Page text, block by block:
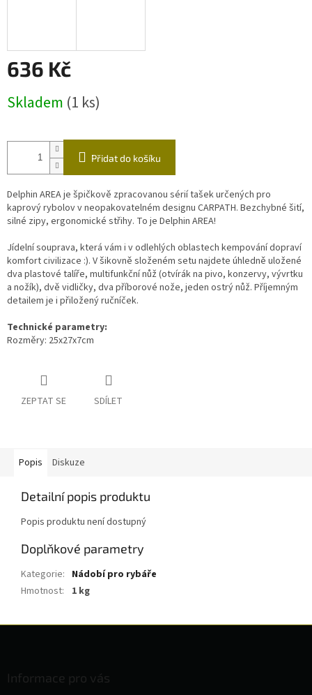
636 Kč
cena:
Skladem (1 ks)
Přidat do košíku
Delphin AREA je špičkově zpracovanou sérií tašek určených pro
kaprový rybolov v neopakovatelném designu CARPATH. Bezchybné šití,
silné zipy, ergonomické střihy. To je Delphin AREA!
Jídelní souprava, která vám i v odlehlých oblastech kempování dopraví
komfort civilizace :). V šikovně složeném setu najdete úhledně uložené
dva plastové talíře, multifunkční nůž (otvírák na pivo, konzervy, vývrtku
a nožík), dvě vidličky, dva příborové nože, jeden ostrý nůž. Příjemným
detailem je i přiložený ručníček.
Technické parametry:
Rozměry: 25x27x7cm
ZEPTAT SE SDÍLET
Popis Diskuze
Detailní popis produktu
Popis produktu není dostupný
Doplňkové parametry
Kategorie: Nádobí pro rybáře
Hmotnost: 1 kg
Informace pro vás